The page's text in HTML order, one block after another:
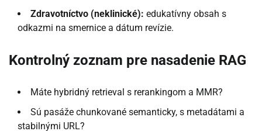
Zdravotníctvo (neklinické): edukatívny obsah s
odkazmi na smernice a dátum revízie.
Kontrolný zoznam pre nasadenie RAG
Máte hybridný retrieval s rerankingom a MMR?
Sú pasáže chunkované semanticky, s metadátami a
stabilnými URL?